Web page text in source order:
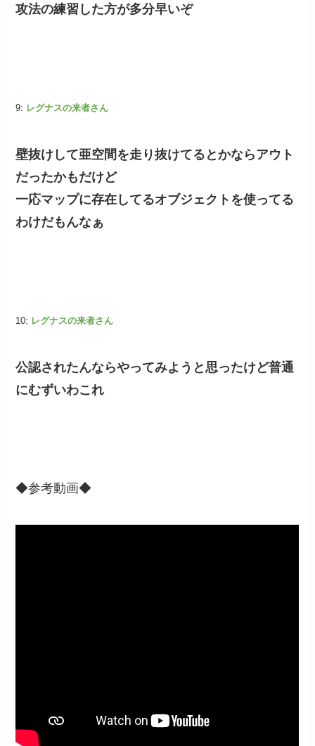
攻法の練習した方が多分早いぞ
9: レグナスの来者さん
壁抜けして亜空間を走り抜けてるとかならアウト
だったかもだけど
一応マップに存在してるオブジェクトを使ってる
わけだもんなぁ
10: レグナスの来者さん
公認されたんならやってみようと思ったけど普通
にむずいわこれ
◆参考動画◆